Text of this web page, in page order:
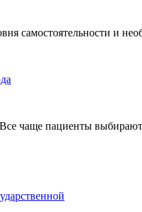
самостоятельности и
чаще пациенты